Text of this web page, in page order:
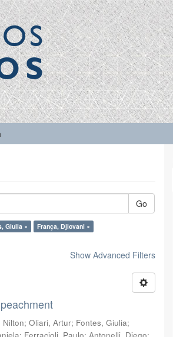
Go
Giulia ×
França, Djiovani ×
Show Advanced Filters
Nilton;Oliari, Artur; Fontes, Giulia;